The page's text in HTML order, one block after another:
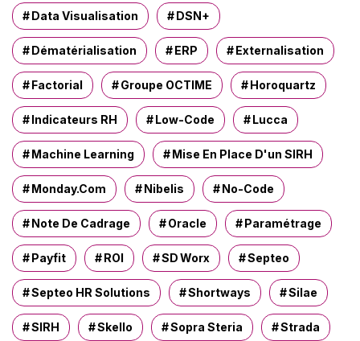
Data Visualisation DSN+
Dématérialisation ERP Externalisation
Factorial Groupe OCTIME Horoquartz
Indicateurs RH Low-Code Lucca
Machine Learning Mise En Place D'un SIRH
Monday.com Nibelis No-Code
Note De Cadrage Oracle Paramétrage
Payfit ROI SD Worx Septeo
Septeo HR Solutions Shortways Silae
SIRH Skello Sopra Steria Strada